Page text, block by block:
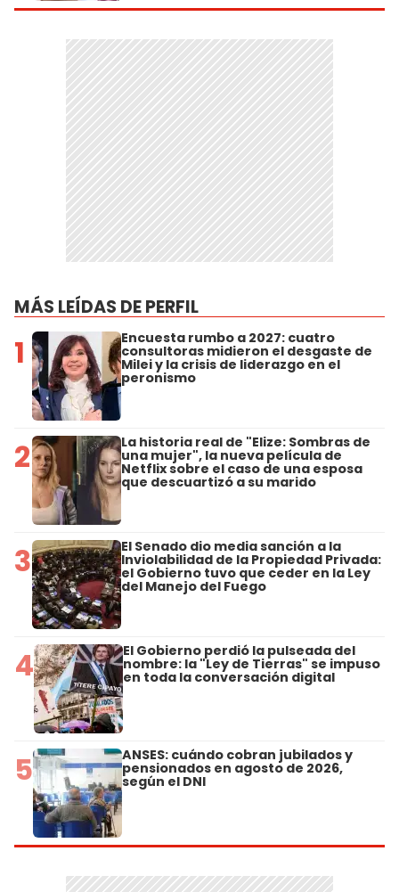
MÁS LEÍDAS DE PERFIL
1 Encuesta rumbo a 2027: cuatro
consultoras midieron el desgaste de
Milei y la crisis de liderazgo en el
peronismo
2 La historia real de "Elize: Sombras de
una mujer", la nueva película de
Netflix sobre el caso de una esposa
que descuartizó a su marido
3 El Senado dio media sanción a la
Inviolabilidad de la Propiedad Privada:
el Gobierno tuvo que ceder en la Ley
del Manejo del Fuego
4 El Gobierno perdió la pulseada del
nombre: la "Ley de Tierras" se impuso
en toda la conversación digital
5 ANSES: cuándo cobran jubilados y
pensionados en agosto de 2026,
según el DNI